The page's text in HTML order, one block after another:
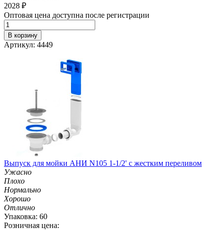
2028 ₽
Оптовая цена доступна после регистрации
В корзину
Артикул: 4449
Выпуск для мойки АНИ N105 1-1/2' с жестким переливом
Ужасно
Плохо
Нормально
Хорошо
Отлично
Упаковка: 60
Розничная цена: